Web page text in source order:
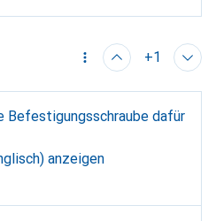
+1
Befestigungsschraube dafür
anzeigen